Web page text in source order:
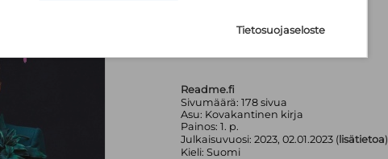
24,80 €
Readme.fi
Sivumäärä: 178sivua
Asu: Kovakantinen kirja
Painos: 1. p.
Julkaisuvuosi: 2023, 02.01.2023 (lisätietoa)
Kieli: Suomi
Tietosuojaseloste